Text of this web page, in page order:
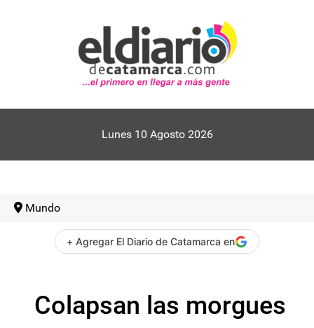
Lunes 10 Agosto 2026
Mundo
+ Agregar El Diario de Catamarca en
Colapsan las morgues